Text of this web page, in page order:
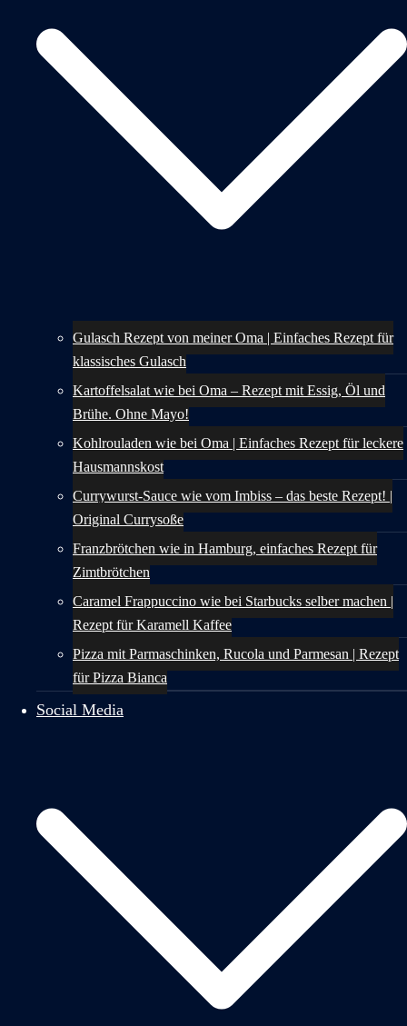
Gulasch Rezept von meiner Oma | Einfaches Rezept für
klassisches Gulasch
Kartoffelsalat wie bei Oma – Rezept mit Essig, Öl und
Brühe. Ohne Mayo!
Kohlrouladen wie bei Oma | Einfaches Rezept für leckere
Hausmannskost
Currywurst-Sauce wie vom Imbiss – das beste Rezept! |
Original Currysoße
Franzbrötchen wie in Hamburg, einfaches Rezept für
Zimtbrötchen
Caramel Frappuccino wie bei Starbucks selber machen |
Rezept für Karamell Kaffee
Pizza mit Parmaschinken, Rucola und Parmesan | Rezept
für Pizza Bianca
Social Media